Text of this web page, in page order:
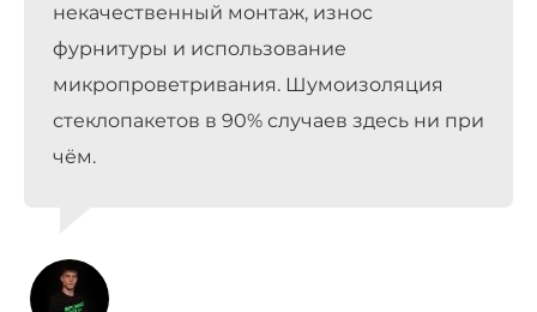
некачественный монтаж, износ
фурнитуры и использование
микропроветривания. Шумоизоляция
стеклопакетов в 90% случаев здесь ни при
чём.